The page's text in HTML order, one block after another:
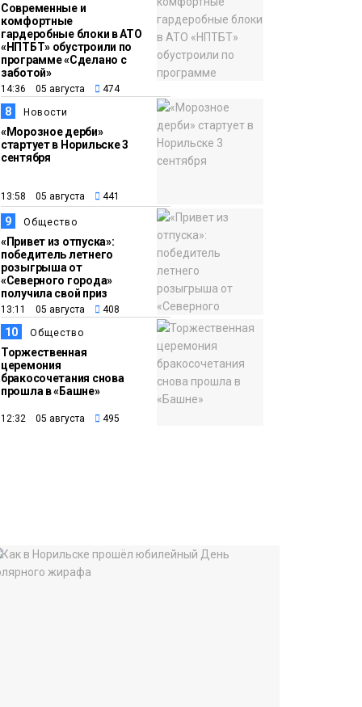
Современные и
комфортные
гардеробные блоки в АТО
«НПТБТ» обустроили по
программе «Сделано с
заботой»
14:36 05 августа 474
8 Новости
«Морозное дерби»
стартует в Норильске 3
сентября
13:58 05 августа 441
9 Общество
«Привет из отпуска»:
победитель летнего
розыгрыша от
«Северного города»
получила свой приз
13:11 05 августа 408
10 Общество
Торжественная
церемония
бракосочетания снова
прошла в «Башне»
12:32 05 августа 495